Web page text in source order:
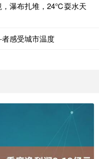
，瀑布扎堆，24℃耍水天
感受城市温度